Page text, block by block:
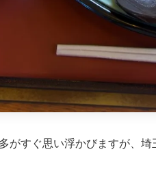
がすぐ思い浮かびますが、